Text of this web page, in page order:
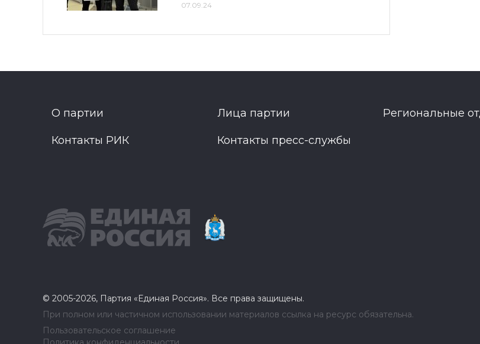
07.09.24
О партии Лица партии Региональные
Контакты РИК Контакты пресс-службы
© 2005-2026, Партия «Единая Россия». Все права защищены.
При полном или частичном использовании материалов ссылка на ресурс обязательна.
Пользовательское соглашение